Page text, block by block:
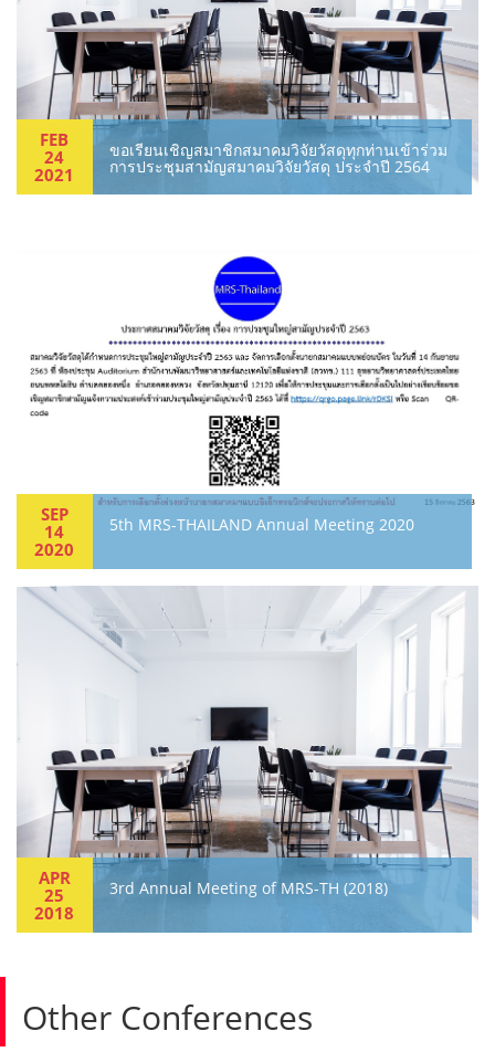
FEB
24
2021
ขอเรียนเชิญสมาชิกสมาคมวิจัยวัสดุทุกท่านเข้าร่วม
การประชุมสามัญสมาคมวิจัยวัสดุ ประจำปี 2564
SEP
14
2020
5th MRS-THAILAND Annual Meeting 2020
APR
25
2018
3rd Annual Meeting of MRS-TH (2018)
Other Conferences